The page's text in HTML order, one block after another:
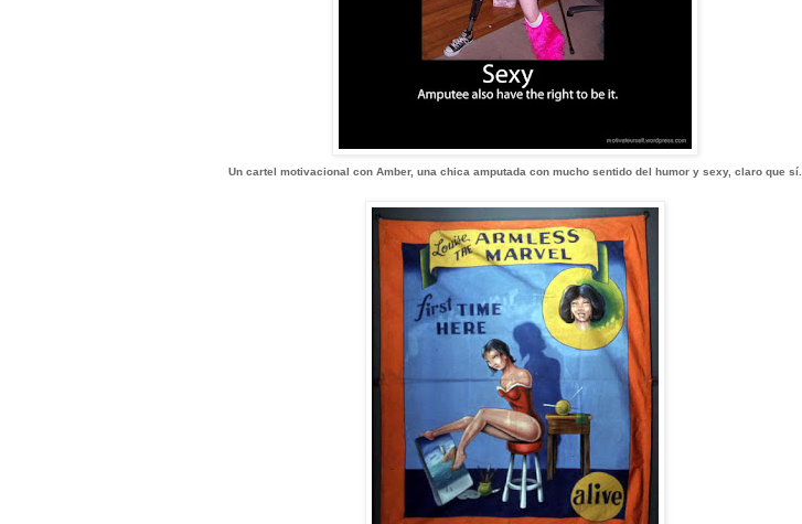
Un cartel motivacional con Amber, una chica amputada con mucho sentido del humor y sexy, claro que sí.